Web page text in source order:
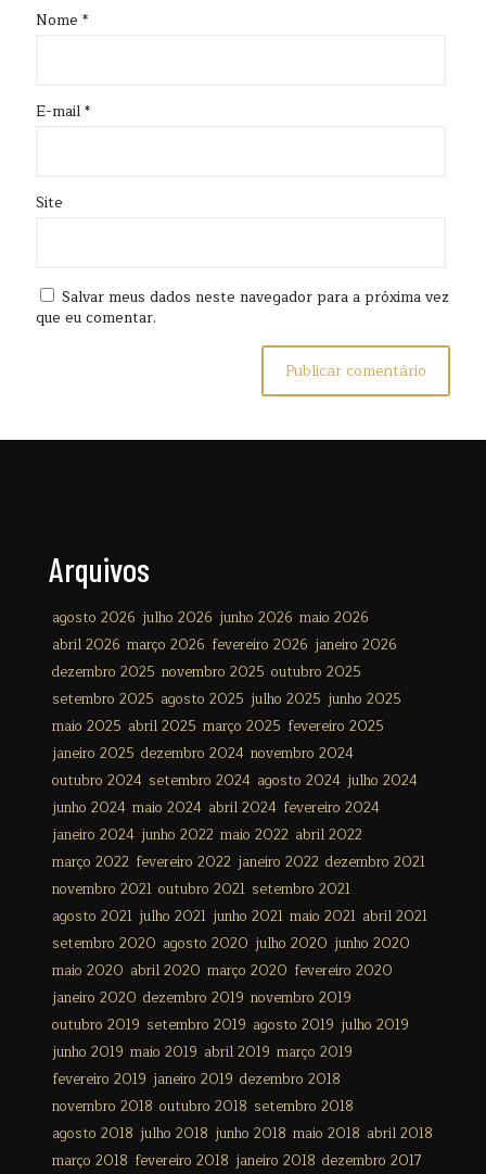
Nome *
E-mail*
Site
Salvar meus dados neste navegador para a próxima vez
que eu comentar.
Arquivos
agosto 2026 julho 2026 junho 2026 maio 2026
abril 2026 março 2026 fevereiro 2026 janeiro 2026
dezembro 2025 novembro 2025 outubro 2025
setembro 2025 agosto 2025 julho 2025 junho 2025
maio 2025 abril 2025 março 2025 fevereiro 2025
janeiro 2025 dezembro 2024 novembro 2024
outubro 2024 setembro 2024 agosto 2024 julho 2024
junho 2024 maio 2024 abril 2024 fevereiro 2024
janeiro 2024 junho 2022 maio 2022 abril 2022
março 2022 fevereiro 2022 janeiro 2022 dezembro 2021
novembro 2021 outubro 2021 setembro 2021
agosto 2021 julho 2021 junho 2021 maio 2021 abril 2021
setembro 2020 agosto 2020 julho 2020 junho 2020
maio 2020 abril 2020 março 2020 fevereiro 2020
janeiro 2020 dezembro 2019 novembro 2019
outubro 2019 setembro 2019 agosto 2019 julho 2019
junho 2019 maio 2019 abril 2019 março 2019
fevereiro 2019 janeiro 2019 dezembro 2018
novembro 2018 outubro 2018 setembro 2018
agosto 2018 julho 2018 junho 2018 maio 2018 abril 2018
março 2018 fevereiro 2018 janeiro 2018 dezembro 2017